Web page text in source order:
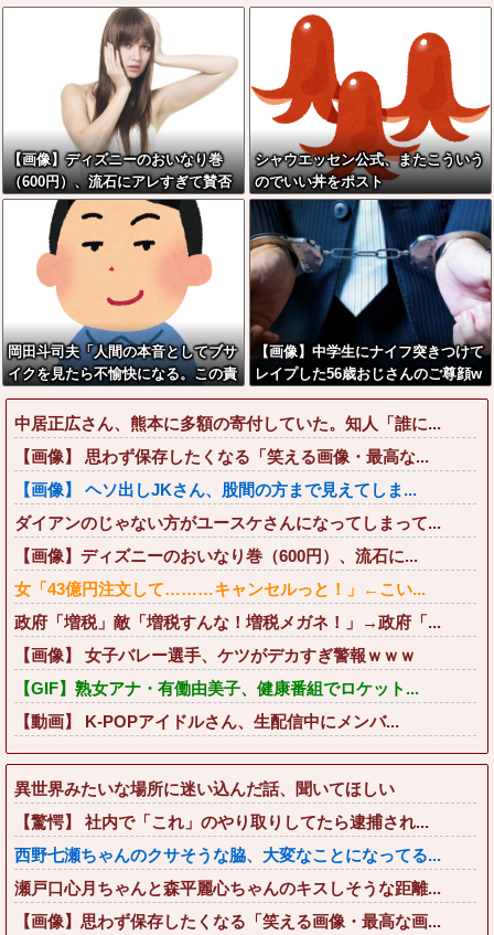
【画像】ディズニーのおいなり巻
（600円）、流石にアレすぎて賛否
両論の大炎上をしてしまうw w w w
シャウエッセン公式、またこういう
のでいい丼をポスト
岡田斗司夫「人間の本音としてブサ
イクを見たら不愉快になる。この責
任をどうとるんだ」
【画像】中学生にナイフ突きつけて
レイプした56歳おじさんのご尊顔w
wwwww
中居正広さん、熊本に多額の寄付していた。知人「誰に...
【画像】 思わず保存したくなる「笑える画像・最高な...
【画像】 ヘソ出しJKさん、股間の方まで見えてしま...
ダイアンのじゃない方がユースケさんになってしまって...
【画像】ディズニーのおいなり巻（600円）、流石に...
女「43億円注文して………キャンセルっと！」←こい...
政府「増税」敵「増税すんな！増税メガネ！」→政府「...
【画像】 女子バレー選手、ケツがデカすぎ警報ｗｗｗ
【GIF】熟女アナ・有働由美子、健康番組でロケット...
【動画】 K-POPアイドルさん、生配信中にメンバ...
異世界みたいな場所に迷い込んだ話、聞いてほしい
【驚愕】 社内で「これ」のやり取りしてたら逮捕され...
西野七瀬ちゃんのクサそうな脇、大変なことになってる...
瀬戸口心月ちゃんと森平麗心ちゃんのキスしそうな距離...
【画像】思わず保存したくなる「笑える画像・最高な画...